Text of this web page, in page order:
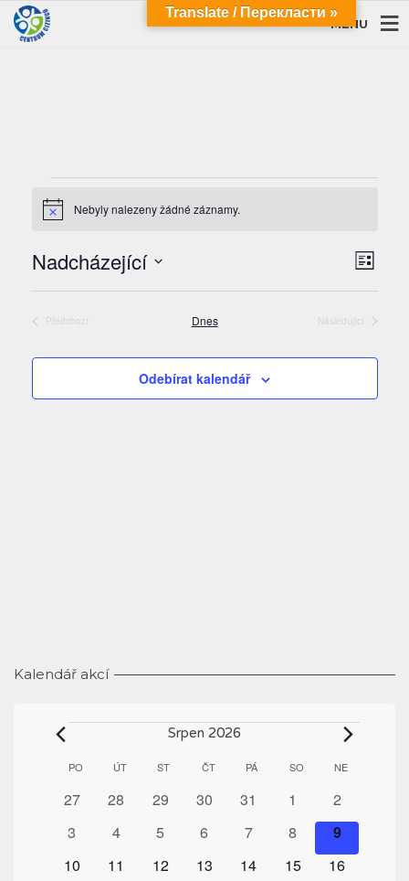
MENU
Akce
Notice Nebyly nalezeny žádné záznamy.
pro
Akce
Seznam
Nadcházející
Předchozí
Dnes
Následující
Odebírat kalendář
Kalendář akcí
Akce Srpen 2026
Kalendář
Akce
PO PONDĚLÍ
ÚTÚTERÝST STŘEDAČTČTVRTEK
PÁPÁTEK SO SOBOTA
NENEDĚLE
0
27
0
28
0
29
0
30
0
31
0
akce
1
0
akce
2
0
3
0
4
0
5
0
6
0
7
0
akce
8
0
akce
9
0
10
0
11
0
12
0
13
0
14
0
15
0
16
Translate / Перекласти »